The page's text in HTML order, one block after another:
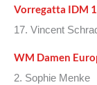
Vorregatta IDM
17. Vincent
WM Damen
2. Sophie Menke